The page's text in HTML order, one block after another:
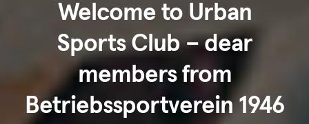
Welcome to Urban
Sports Club – dear
members from
Betriebssportverein 1946